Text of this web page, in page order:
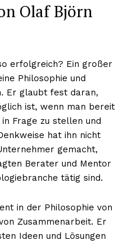
Olaf Björn
erfolgreich? Ein großer
Philosophie und
Er glaubt fest daran,
ist, wenn man bereit
Frage zu stellen und
hat ihn nicht
gemacht,
Berater und Mentor
tätig sind.
in der Philosophie von
Zusammenarbeit. Er
Ideen und Lösungen